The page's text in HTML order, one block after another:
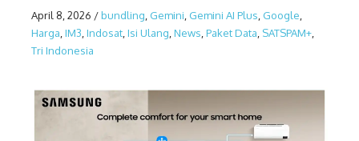
April 8, 2026 /bundling Gemini Gemini AI Plus Google
Harga IM3 Indosat Isi Ulang News Paket Data SATSPAM+
Tri Indonesia